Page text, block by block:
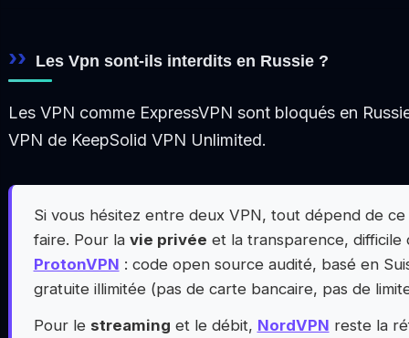
Les Vpn sont-ils interdits en Russie ?
Les VPN comme ExpressVPN sont bloqués en
VPN de KeepSolid VPN Unlimited.
Si vous hésitez entre deux VPN, tout dépend de
faire. Pour la vie privée et la transparence, difficile
ProtonVPN : code open source audité, basé en
gratuite illimitée (pas de carte bancaire, pas de
Pour le streaming et le débit, NordVPN reste la